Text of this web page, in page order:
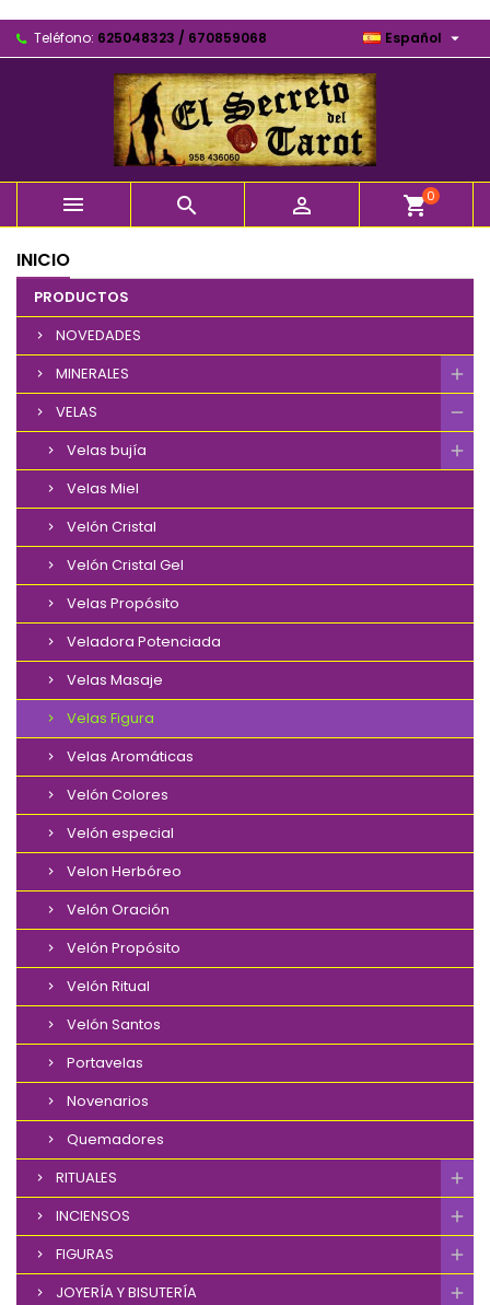
Teléfono: 625048323 / 670859068 Español 
   shopping_cart0
INICIO
PRODUCTOS
NOVEDADES
MINERALES
VELAS
Velas bujía
Velas Miel
Velón Cristal
Velón Cristal Gel
Velas Propósito
Veladora Potenciada
Velas Masaje
Velas Figura
Velas Aromáticas
Velón Colores
Velón especial
Velon Herbóreo
Velón Oración
Velón Propósito
Velón Ritual
Velón Santos
Portavelas
Novenarios
Quemadores
RITUALES
INCIENSOS
FIGURAS
JOYERÍA Y BISUTERÍA